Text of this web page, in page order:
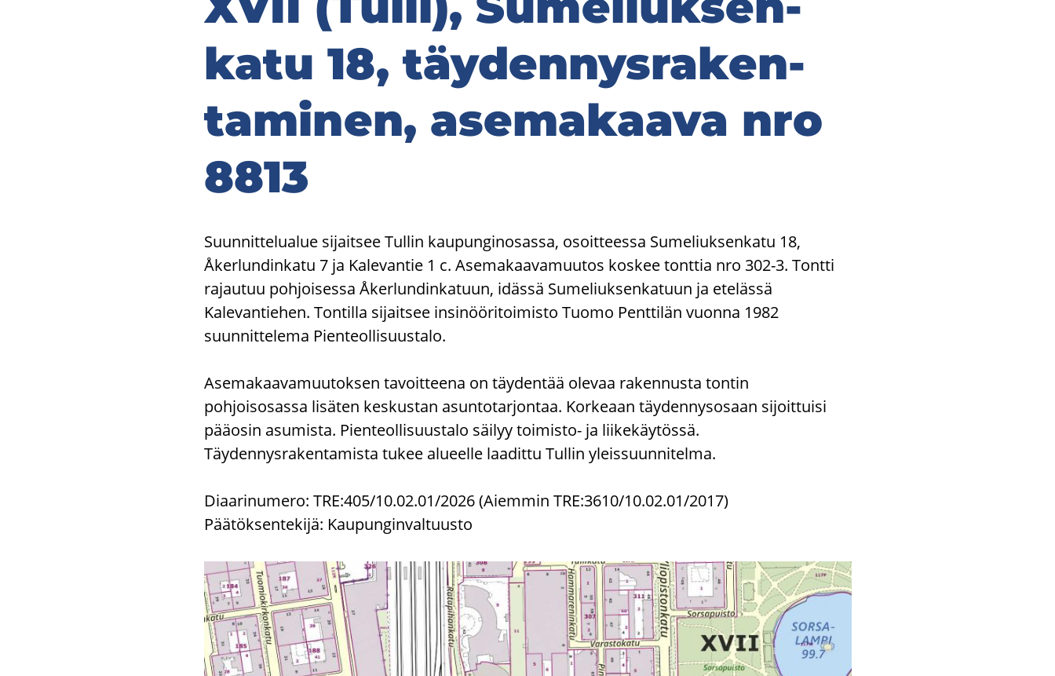
ka­tu 18, täy­den­nys­ra­ken­
ta­mi­nen, ase­ma­kaa­va nro
8813
Suunnittelualue sijaitsee Tullin kaupunginosassa, osoitteessa Sumeliuksenkatu 18,
Åkerlundinkatu 7 ja Kalevantie 1 c. Asemakaavamuutos koskee tonttia nro 302-3. Tontti
rajautuu pohjoisessa Åkerlundinkatuun, idässä Sumeliuksenkatuun ja etelässä
Kalevantiehen. Tontilla sijaitsee insinööritoimisto Tuomo Penttilän vuonna 1982
suunnittelema Pienteollisuustalo.
Asemakaavamuutoksen tavoitteena on täydentää olevaa rakennusta tontin
pohjoisosassa lisäten keskustan asuntotarjontaa. Korkeaan täydennysosaan sijoittuisi
pääosin asumista. Pienteollisuustalo säilyy toimisto- ja liikekäytössä.
Täydennysrakentamista tukee alueelle laadittu Tullin yleissuunnitelma.
Diaarinumero: TRE:405/10.02.01/2026 (Aiemmin TRE:3610/10.02.01/2017)
Päätöksentekijä: Kaupunginvaltuusto